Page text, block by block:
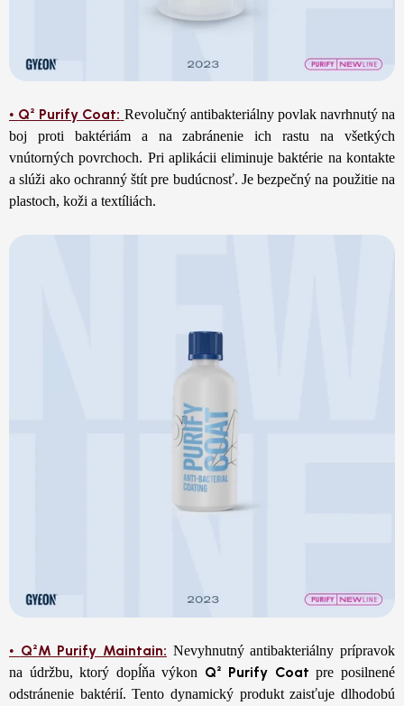
• Q² Purify Coat: Revolučný antibakteriálny povlak navrhnutý na
boj proti baktériám a na zabránenie ich rastu na všetkých
vnútorných povrchoch. Pri aplikácii eliminuje baktérie na kontakte
a slúži ako ochranný štít pre budúcnosť. Je bezpečný na použitie na
plastoch, koži a textíliách.
• Q²M Purify Maintain: Nevyhnutný antibakteriálny prípravok
na údržbu, ktorý dopĺňa výkon Q² Purify Coat pre posilnené
odstránenie baktérií. Tento dynamický produkt zaisťuje dlhodobú